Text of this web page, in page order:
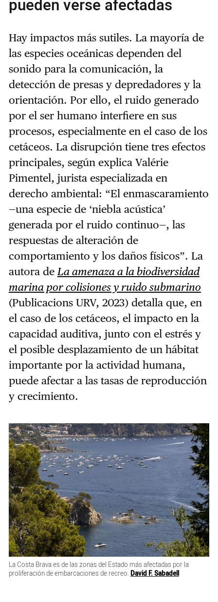
pueden verse afectadas
Hay impactos más sutiles. La mayoría de
las especies oceánicas dependen del
sonido para la comunicación, la
detección de presas y depredadores y la
orientación. Por ello, el ruido generado
por el ser humano interfiere en sus
procesos, especialmente en el caso de los
cetáceos. La disrupción tiene tres efectos
principales, según explica Valérie
Pimentel, jurista especializada en
derecho ambiental: “El enmascaramiento
—una especie de ‘niebla acústica’
generada por el ruido continuo—, las
respuestas de alteración de
comportamiento y los daños físicos”. La
autora de La amenaza a la biodiversidad
marina por colisiones y ruido submarino
(Publicacions URV, 2023) detalla que, en
el caso de los cetáceos, el impacto en la
capacidad auditiva, junto con el estrés y
el posible desplazamiento de un hábitat
importante por la actividad humana,
puede afectar a las tasas de reproducción
y crecimiento.
La Costa Brava es de las zonas del Estado más afectadas por la
proliferación de embarcaciones de recreo. David F. Sabadell